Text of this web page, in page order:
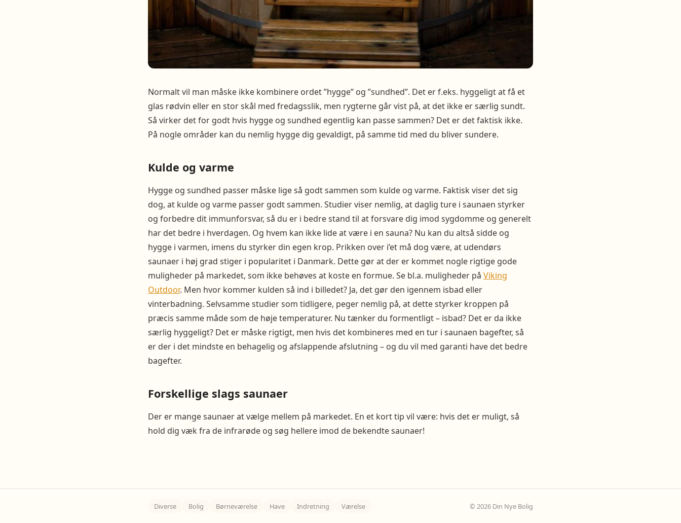
Normalt vil man måske ikke kombinere ordet ”hygge” og ”sundhed”. Det er f.eks. hyggeligt at få et
glas rødvin eller en stor skål med fredagsslik, men rygterne går vist på, at det ikke er særlig sundt.
Så virker det for godt hvis hygge og sundhed egentlig kan passe sammen? Det er det faktisk ikke.
På nogle områder kan du nemlig hygge dig gevaldigt, på samme tid med du bliver sundere.
Kulde og varme
Hygge og sundhed passer måske lige så godt sammen som kulde og varme. Faktisk viser det sig
dog, at kulde og varme passer godt sammen. Studier viser nemlig, at daglig ture i saunaen styrker
og forbedre dit immunforsvar, så du er i bedre stand til at forsvare dig imod sygdomme og generelt
har det bedre i hverdagen. Og hvem kan ikke lide at være i en sauna? Nu kan du altså sidde og
hygge i varmen, imens du styrker din egen krop. Prikken over i’et må dog være, at udendørs
saunaer i høj grad stiger i popularitet i Danmark. Dette gør at der er kommet nogle rigtige gode
muligheder på markedet, som ikke behøves at koste en formue. Se bl.a. muligheder på Viking
Outdoor. Men hvor kommer kulden så ind i billedet? Ja, det gør den igennem isbad eller
vinterbadning. Selvsamme studier som tidligere, peger nemlig på, at dette styrker kroppen på
præcis samme måde som de høje temperaturer. Nu tænker du formentligt – isbad? Det er da ikke
særlig hyggeligt? Det er måske rigtigt, men hvis det kombineres med en tur i saunaen bagefter, så
er der i det mindste en behagelig og afslappende afslutning – og du vil med garanti have det bedre
bagefter.
Forskellige slags saunaer
Der er mange saunaer at vælge mellem på markedet. En et kort tip vil være: hvis det er muligt, så
hold dig væk fra de infrarøde og søg hellere imod de bekendte saunaer!
Diverse Bolig Børneværelse Have Indretning Værelse © 2026 Din Nye Bolig